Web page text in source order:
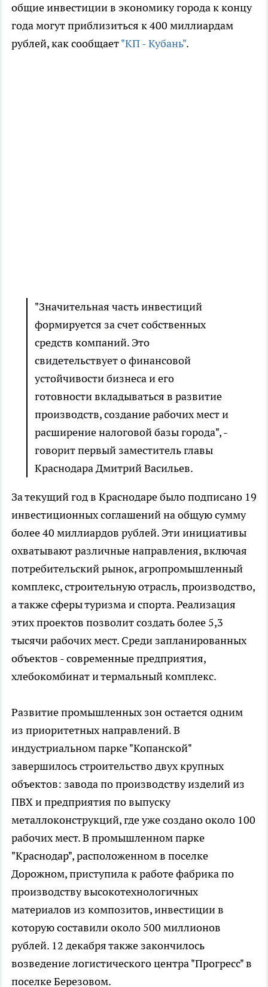
общие инвестиции в экономику города к концу
года могут приблизиться к 400 миллиардам
рублей, как сообщает"КП - Кубань".
"Значительная часть инвестиций
формируется за счет собственных
средств компаний. Это
свидетельствует о финансовой
устойчивости бизнеса и его
готовности вкладываться в развитие
производств, создание рабочих мест и
расширение налоговой базы города", -
говорит первый заместитель главы
Краснодара Дмитрий Васильев.
За текущий год в Краснодаре было подписано 19
инвестиционных соглашений на общую сумму
более 40 миллиардов рублей. Эти инициативы
охватывают различные направления, включая
потребительский рынок, агропромышленный
комплекс, строительную отрасль, производство,
а также сферы туризма и спорта. Реализация
этих проектов позволит создать более 5,3
тысячи рабочих мест. Среди запланированных
объектов - современные предприятия,
хлебокомбинат и термальный комплекс.
Развитие промышленных зон остается одним
из приоритетных направлений. В
индустриальном парке "Копанской"
завершилось строительство двух крупных
объектов: завода по производству изделий из
ПВХ и предприятия по выпуску
металлоконструкций, где уже создано около 100
рабочих мест. В промышленном парке
"Краснодар", расположенном в поселке
Дорожном, приступила к работе фабрика по
производству высокотехнологичных
материалов из композитов, инвестиции в
которую составили около 500 миллионов
рублей. 12 декабря также закончилось
возведение логистического центра "Прогресс" в
поселке Березовом.